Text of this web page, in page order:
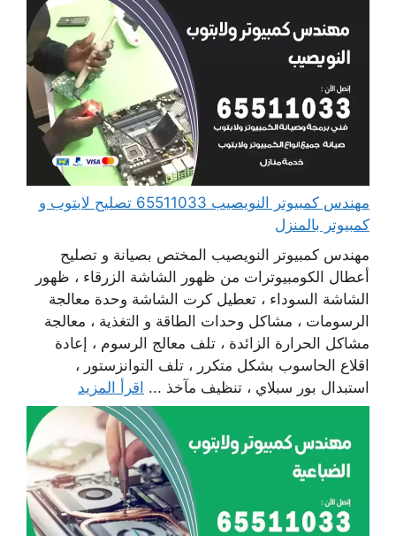
مهندس كمبيوتر النويصيب 65511033 تصليح لابتوب و
كمبيوتر بالمنزل
مهندس كمبيوتر النويصيب المختص بصيانة و تصليح
أعطال الكومبيوترات من ظهور الشاشة الزرقاء ، ظهور
الشاشة السوداء ، تعطيل كرت الشاشة وحدة معالجة
الرسومات ، مشاكل وحدات الطاقة و التغذية ، معالجة
مشاكل الحرارة الزائدة ، تلف معالج الرسوم ، إعادة
اقلاع الحاسوب بشكل متكرر ، تلف التوانزستور ،
استبدال بور سبلاي ، تنظيف مآخذ ... اقرأ المزيد